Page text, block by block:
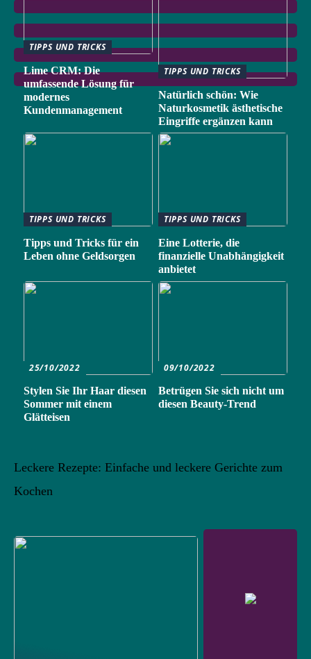
TIPPS UND TRICKS
Lime CRM: Die
umfassende Lösung für
modernes
Kundenmanagement
TIPPS UND TRICKS
Natürlich schön: Wie
Naturkosmetik ästhetische
Eingriffe ergänzen kann
TIPPS UND TRICKS
Tipps und Tricks für ein
Leben ohne Geldsorgen
TIPPS UND TRICKS
Eine Lotterie, die
finanzielle Unabhängigkeit
anbietet
25/10/2022
Stylen Sie Ihr Haar diesen
Sommer mit einem
Glätteisen
09/10/2022
Betrügen Sie sich nicht um
diesen Beauty-Trend
Leckere Rezepte: Einfache und leckere Gerichte zum
Kochen